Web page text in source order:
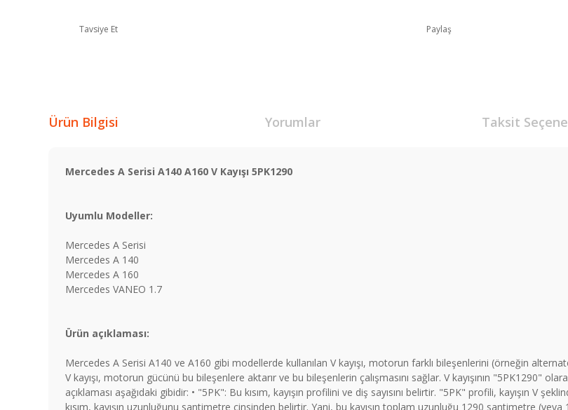
Tavsiye Et Paylaş
Ürün Bilgisi Yorumlar Taksit
Mercedes A Serisi A140 A160 V Kayışı 5PK1290
Uyumlu Modeller:
Mercedes A Serisi
Mercedes A 140
Mercedes A 160
Mercedes VANEO 1.7
Ürün açıklaması:
Mercedes A Serisi A140 ve A160 gibi modellerde kullanılan V kayışı, motorun farklı bileşenlerini (örneğin
V kayışı, motorun gücünü bu bileşenlere aktarır ve bu bileşenlerin çalışmasını sağlar. V kayışının "5PK1290"
açıklaması aşağıdaki gibidir: • "5PK": Bu kısım, kayışın profilini ve diş sayısını belirtir. "5PK" profili, kayışın V
kısım, kayışın uzunluğunu santimetre cinsinden belirtir. Yani, bu kayışın toplam uzunluğu 1290 santimetre